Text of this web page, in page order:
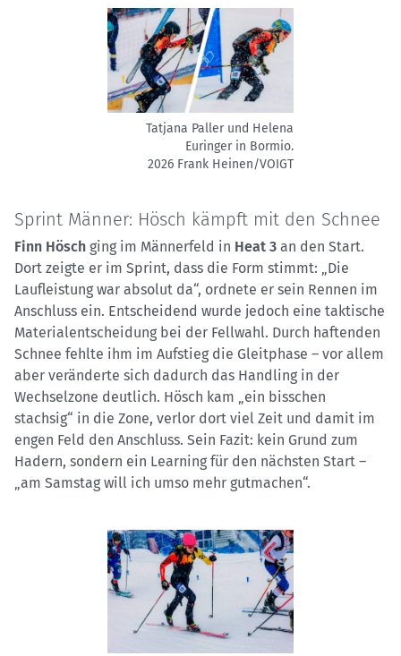
Tatjana Paller und Helena
Euringer in Bormio.
2026 Frank Heinen/VOIGT
Sprint Männer: Hösch kämpft mit den Schnee
Finn Hösch ging im Männerfeld in Heat 3 an den Start.
Dort zeigte er im Sprint, dass die Form stimmt: „Die
Laufleistung war absolut da“, ordnete er sein Rennen im
Anschluss ein. Entscheidend wurde jedoch eine taktische
Materialentscheidung bei der Fellwahl. Durch haftenden
Schnee fehlte ihm im Aufstieg die Gleitphase – vor allem
aber veränderte sich dadurch das Handling in der
Wechselzone deutlich. Hösch kam „ein bisschen
stachsig“ in die Zone, verlor dort viel Zeit und damit im
engen Feld den Anschluss. Sein Fazit: kein Grund zum
Hadern, sondern ein Learning für den nächsten Start –
„am Samstag will ich umso mehr gutmachen“.